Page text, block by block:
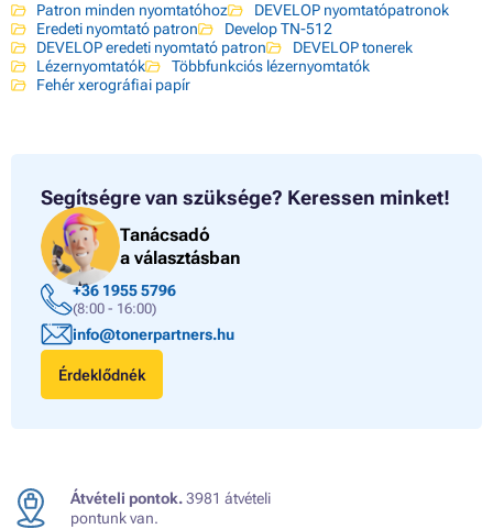
Patron minden nyomtatóhoz
DEVELOP nyomtatópatronok
Eredeti nyomtató patron
Develop TN-512
DEVELOP eredeti nyomtató patron
DEVELOP tonerek
Lézernyomtatók
Többfunkciós lézernyomtatók
Fehér xerográfiai papír
Segítségre van szüksége? Keressen minket!
Tanácsadó
a választásban
+36 1955 5796
(8:00 - 16:00)
info@tonerpartners.hu
Érdeklődnék
Átvételi pontok.3981 átvételi
pontunk van.